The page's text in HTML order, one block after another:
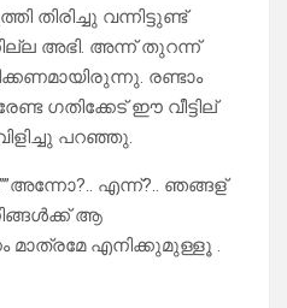
തിരിച്ചു വന്നിട്ടുണ്ട്
അഭി. അന്ന് തുറന്ന്
രണ്ടാം
ഗതിക്കേട് ഈ വീട്ടില്
പറഞ്ഞു.
എന്ന്?.. ഞങ്ങള്
ആ
എനിക്കുമുള്ളൂ .